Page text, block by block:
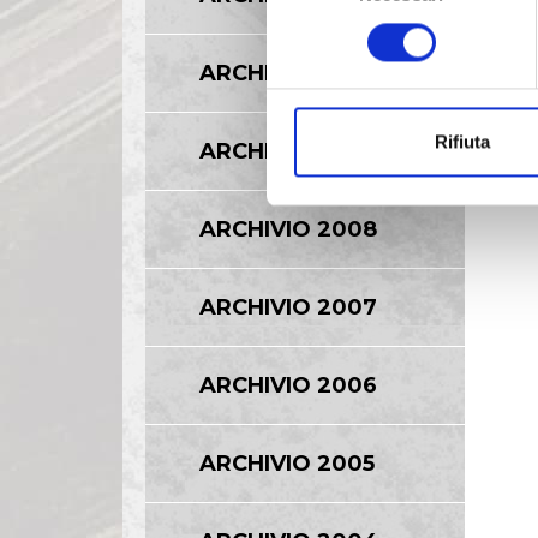
Rifiuta
ARCHIVIO 2010
ARCHIVIO 2009
ARCHIVIO 2008
ARCHIVIO 2007
ARCHIVIO 2006
ARCHIVIO 2005